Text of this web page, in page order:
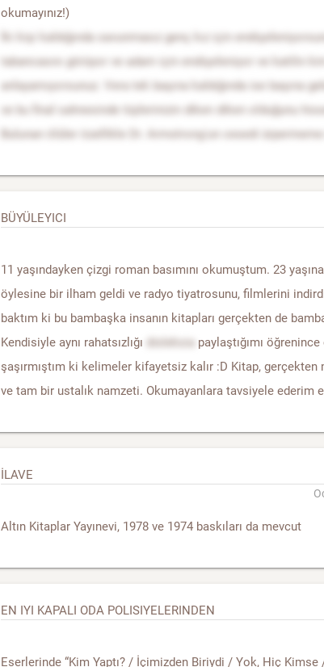
okumayınız!)
İki kişi kaldığında savunmasız genç kız için
tabancasını görüyor ve adam için endişeleniyor ve katilin
anlayamıyorsunuz. Vera tek başına kaldığında ise başına
ve bu final sahnesinde tüylerinizin diken diken olduğunu
Bulunan ölüler özellikle Dr. Armstrong'un cesedi ürpermeme
BÜYÜLEYICI
11 yaşındayken çizgi roman basımını okumuştum. 23
öylesine bir ilham geldi ve radyo tiyatrosunu, filmlerini
baktım ki bu bambaşka insanın kitapları gerçekten de
Kendisiyle aynı rahatsızlığı
disleksia paylaştığımı
şaşırmıştım ki kelimeler kifayetsiz kalır :D Kitap, gerçekten
ve tam bir ustalık namzeti. Okumayanlara tavsiyele ederim
İLAVE
Altın Kitaplar Yayınevi, 1978 ve 1974 baskıları da mevcut
EN IYI KAPALI ODA POLISIYELERINDEN
Eserlerinde “Kim Yaptı? / İçimizden Biriydi / Yok, Hiç Kimse